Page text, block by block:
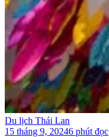
Du lịch Thái Lan
15 tháng 9, 20246 phút đọc